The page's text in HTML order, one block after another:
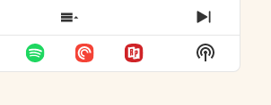
SHOW
EPISODES
LIST
NEXT
Show
Podcast